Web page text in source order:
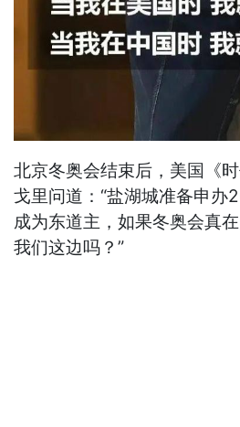
北京冬奥会结束后，美国《
戈里问道：“盐湖城准备申办
成为东道主，如果冬奥会真
我们这边吗？”